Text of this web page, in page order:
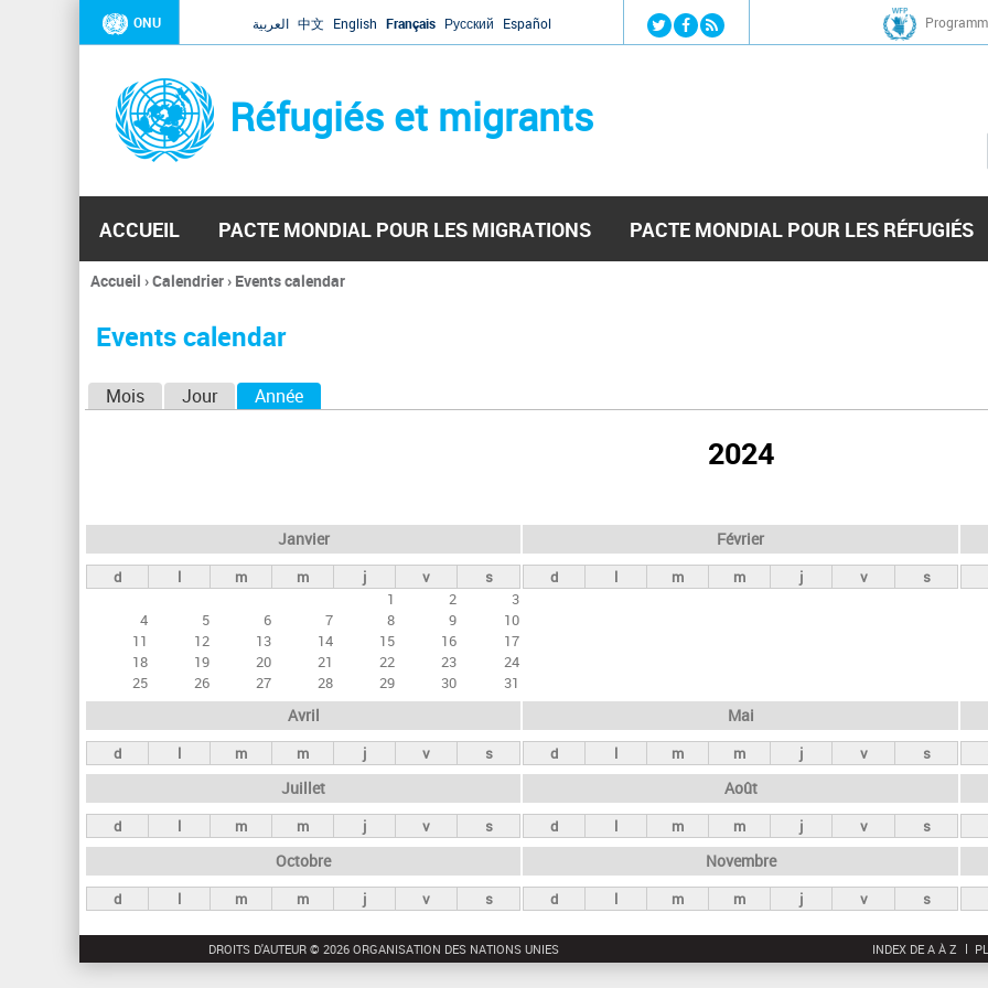
Jump to navigation
ONU العربية 中文 English Français Русский Español
Réfugiés et migrants
ACCUEIL PACTE MONDIAL POUR LES MIGRATIONS PACTE MONDIAL POUR LES RÉFUGIÉS
Vous
ici
Accueil ›Calendrier› Events calendar
Events calendar
e
t
s
n
c
i
p
a
x
Mois Jour Année
2024
Janvier
d l m m j v
s
1
2
3
4
5 6 7 8 9
10
11
12 13 14 15 16
17
18
19 20 21 22 23
24
25
26 27 28 29 30 31
Février
d l m m j v s
Avril
d l m m j v s
Mai
d l m m j v s
Juillet
d l m m j v s
Août
d l m m j v s
Octobre
d l m m j v s
Novembre
d l m m j v s
DROITS D'AUTEUR © 2026 ORGANISATION DES NATIONS UNIES INDEX DE A À Z